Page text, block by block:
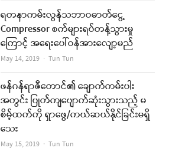
ရတနာကမ်းလွန်သဘာဝဓာတ်ငွေ့
Compressor စက်များရပ်တန့်သွားမှု
ကြောင့် အရေးပေါ်ဝန်အားလျော့မည်
May 14, 2019 Author
Tun Tun
ဖန်ဂန်ရာဇီတောင်၏ ချောက်ကမ်းပါး
အတွင်း ပြုတ်ကျပျောက်ဆုံးသွားသည့် မ
စိမ့်ထက်ကို ရှာဖွေ/ကယ်ဆယ်နိုင်ခြင်းမရှိ
သေး
May 15, 2019 Author
Tun Tun